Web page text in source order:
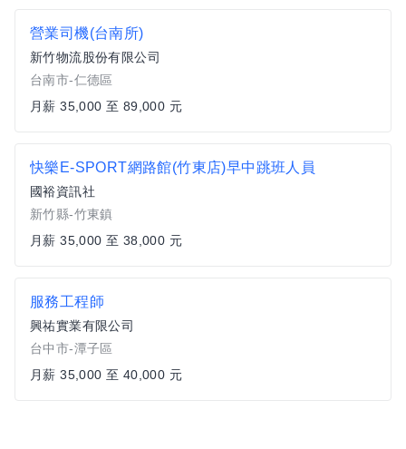
營業司機(台南所)
新竹物流股份有限公司
台南市-仁德區
月薪 35,000 至 89,000 元
快樂E-SPORT網路館(竹東店)早中跳班人員
國裕資訊社
新竹縣-竹東鎮
月薪 35,000 至 38,000 元
服務工程師
興祐實業有限公司
台中市-潭子區
月薪 35,000 至 40,000 元